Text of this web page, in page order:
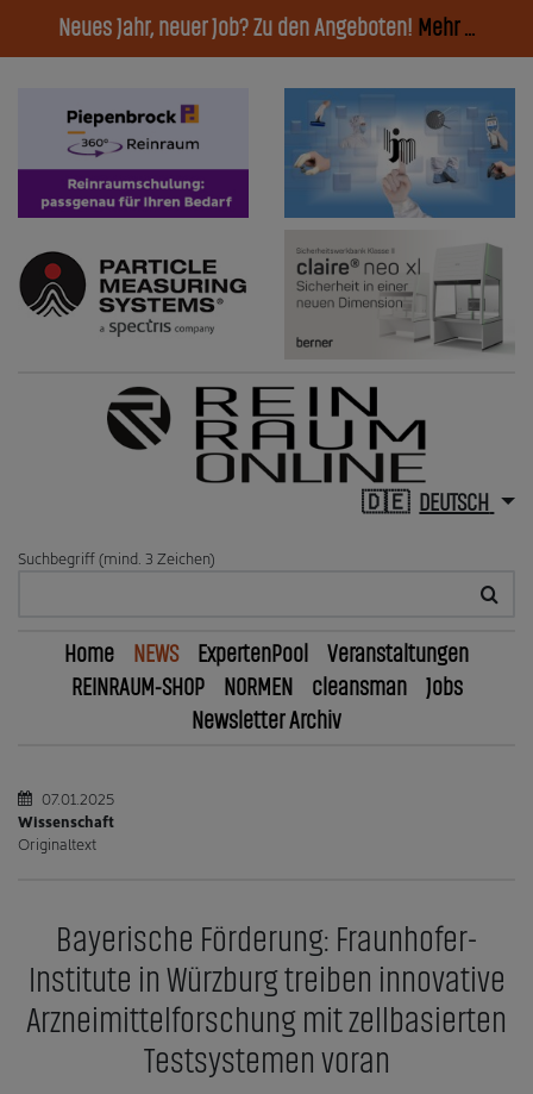
Neues Jahr, neuer Job? Zu den Angeboten! Mehr ...
DEUTSCH
Suchbegriff (mind. 3 Zeichen)
Home NEWS ExpertenPool
Veranstaltungen
REINRAUM-SHOP
NORMEN cleansman
Jobs
Newsletter Archiv
07.01.2025
Wissenschaft
Originaltext
Bayerische Förderung: Fraunhofer-
Institute in Würzburg treiben innovative
Arzneimittelforschung mit zellbasierten
Testsystemen voran